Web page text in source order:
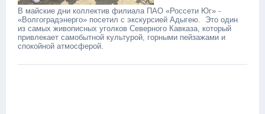
В майские дни коллектив филиала ПАО «Россети Юг» -
«Волгоградэнерго» посетил с экскурсией Адыгею. Это один
из самых живописных уголков Северного Кавказа, который
привлекает самобытной культурой, горными пейзажами и
спокойной атмосферой.